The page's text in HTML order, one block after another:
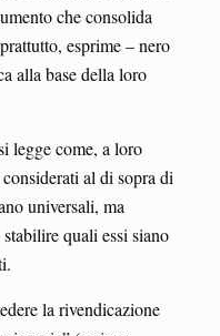
che consolida
esprime – nero
alla base della loro
legge come, a loro
al di sopra di
universali, ma
quali essi siano
la rivendicazione